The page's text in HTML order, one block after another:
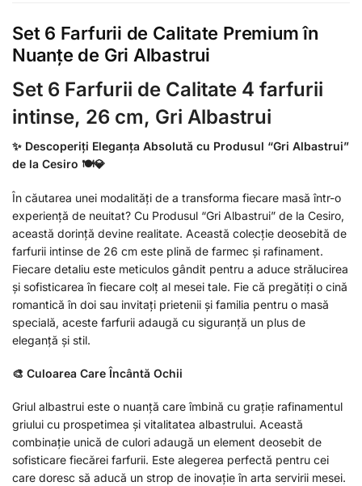
Set 6 Farfurii de Calitate Premium în
Nuanțe de Gri Albastrui
Set 6 Farfurii de Calitate 4 farfurii
intinse, 26 cm, Gri Albastrui
✨ Descoperiți Eleganța Absolută cu Produsul “Gri Albastrui”
de la Cesiro 🍽️💎
În căutarea unei modalități de a transforma fiecare masă într-o
experiență de neuitat? Cu Produsul “Gri Albastrui” de la Cesiro,
această dorință devine realitate. Această colecție deosebită de
farfurii intinse de 26 cm este plină de farmec și rafinament.
Fiecare detaliu este meticulos gândit pentru a aduce strălucirea
și sofisticarea în fiecare colț al mesei tale. Fie că pregătiți o cină
romantică în doi sau invitați prietenii și familia pentru o masă
specială, aceste farfurii adaugă cu siguranță un plus de
eleganță și stil.
🎨 Culoarea Care Încântă Ochii
Griul albastrui este o nuanță care îmbină cu grație rafinamentul
griului cu prospetimea și vitalitatea albastrului. Această
combinație unică de culori adaugă un element deosebit de
sofisticare fiecărei farfurii. Este alegerea perfectă pentru cei
care doresc să aducă un strop de inovație în arta servirii mesei.